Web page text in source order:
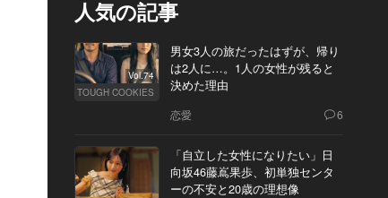
人気の記事
Vol.74
TOUGH COOKIES
男女3人の旅だったはずが、帰り
は2人に…。1人の女性が残ると
決めた理由
恋愛 6
「自立した女性になりたい」日
向坂46藤嶌果歩、初単独センタ
ーの不安と20歳の理想像